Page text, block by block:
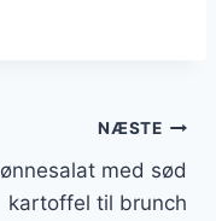
NÆSTE
med sød
kartoffel til brunch